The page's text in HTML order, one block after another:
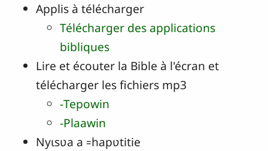
Applis à télécharger
Télécharger des applications
bibliques
Lire et écouter la Bible à l'écran et
télécharger les fichiers mp3
‑Tepowin
-Plaawin
Nyɩsʋa a ꞊hapʋtitie